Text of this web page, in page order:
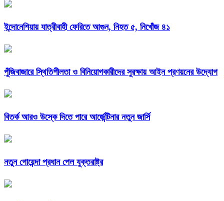
ইন্দোনেশিয়ায় যাত্রীবাহী ফেরিতে আগুন, নিহত ৫, নিখোঁজ ৪১
পুঁজিবাজারে স্থিতিশীলতা ও বিনিয়োগকারীদের সুরক্ষায় আইন প্রণয়নের উদ্যোগ
বিতর্ক আরও উস্কে দিতে পারে আর্জেন্টিনার নতুন জার্সি
নতুন গোয়েন্দা প্রধান পেল যুক্তরাষ্ট্র